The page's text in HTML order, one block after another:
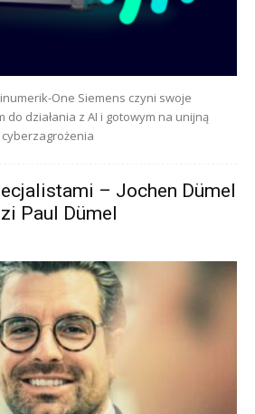
One Siemens czyni swoje
do działania z AI i gotowym na unijną
– Jochen Dümel
Paul Dümel